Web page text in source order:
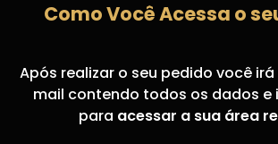
Como Você Acessa o
Após realizar o seu pedido você
mail contendo todos os dados e
para acessar a sua área